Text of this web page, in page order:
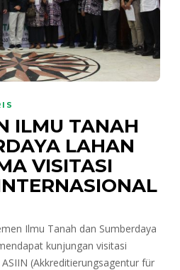
ILMU TANAH
LAHAN
VISITASI
Ilmu Tanah dan Sumberdaya
kunjungan visitasi
(Akkreditierungsagentur für